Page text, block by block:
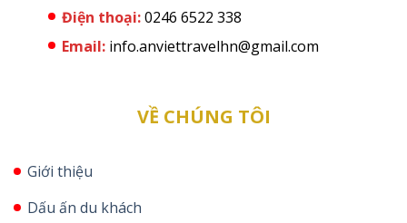
Điện thoại:0246 6522 338
Email: info.anviettravelhn@gmail.com
VỀ CHÚNG TÔI
Giới thiệu
Dấu ấn du khách